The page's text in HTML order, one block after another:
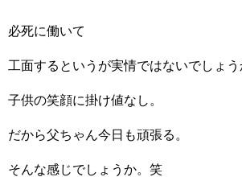
必死に働いて
工面するというが実情ではないでしょう
子供の笑顔に掛け値なし。
だから父ちゃん今日も頑張る。
そんな感じでしょうか。笑